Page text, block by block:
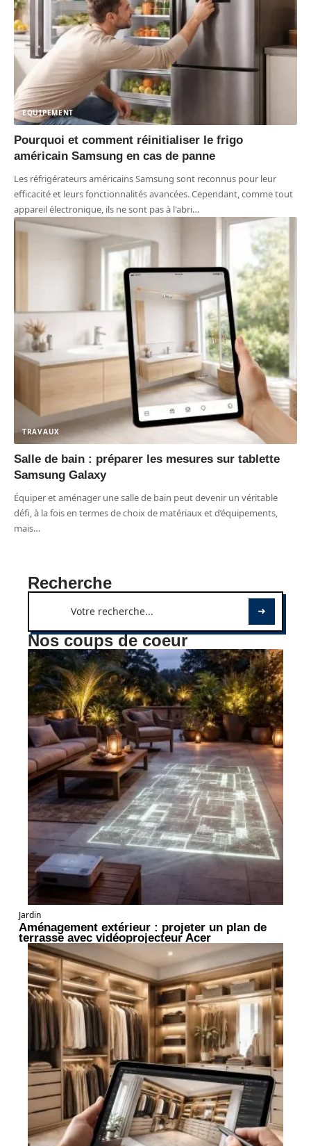
EQUIPEMENT
Pourquoi et comment réinitialiser le frigo
américain Samsung en cas de panne
Les réfrigérateurs américains Samsung sont reconnus pour leur
efficacité et leurs fonctionnalités avancées. Cependant, comme tout
appareil électronique, ils ne sont pas à l'abri…
TRAVAUX
Salle de bain : préparer les mesures sur tablette
Samsung Galaxy
Équiper et aménager une salle de bain peut devenir un véritable
défi, à la fois en termes de choix de matériaux et d’équipements,
mais…
Recherche
Nos coups de coeur
Jardin
Aménagement extérieur : projeter un plan de
terrasse avec vidéoprojecteur Acer